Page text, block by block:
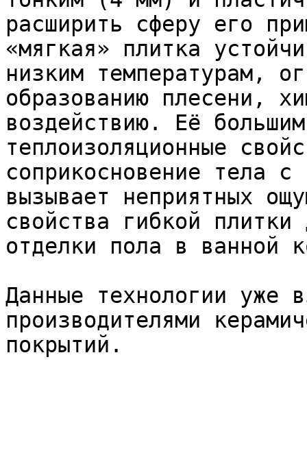
расширить сферу его
«мягкая» плитка
низким температурам,
образованию плесени,
воздействию. Её
теплоизоляционные
соприкосновение тела
вызывает неприятных
свойства гибкой
отделки пола в ванной
Данные технологии уже
производителями
покрытий.